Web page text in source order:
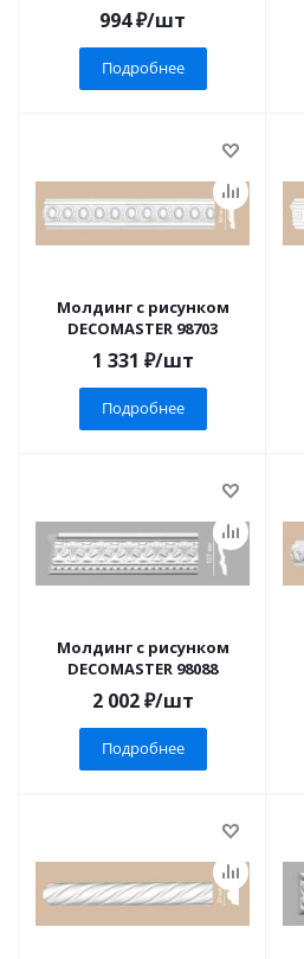
994₽/шт
Подробнее
Молдинг с рисунком
DECOMASTER 98703
1 331 ₽/шт
Подробнее
Молдинг с рисунком
DECOMASTER 98088
2 002₽/шт
Подробнее